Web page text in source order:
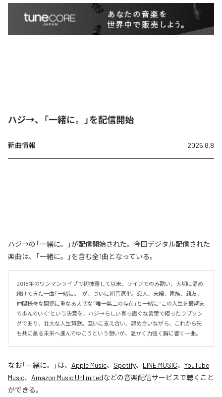
ハジ→、「一緒に。」を配信開始
新曲情報 2026.8.8
ハジ→の「一緒に。」が配信開始された。今回デジタル配信された
楽曲は、「一緒に。」を含む全1曲となっている。
2018年のワンマンライブで初披露して以来、ライブでのみ歌い、大切に温め
続けてきた一曲「一緒に。」が、ついに初音源化。恋人、夫婦、家族、親友、
仲間――様々な関係に重なる大切な「唯一無二の存在」と一緒に “この人生を最期ま
で歩んでいく”という決意を、ハジ→らしい真っ直ぐな言葉で綴ったラブソン
グであり、壮大な人生賛歌。互いに支え合い、認め合いながら、これから先
も共に創る未来へ進んでゆこうという想いが、温かく力強く胸に響く一曲。
なお「一緒に。 」は、 Apple Music、 Spotify、 LINE MUSIC、 YouTube
Music、 Amazon Music Unlimitedなどの音楽配信サービスで聴くこと
ができる。